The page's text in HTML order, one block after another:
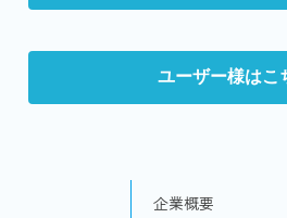
ユーザー様はこ
企業概要